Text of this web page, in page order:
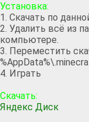
Установка:
1. Скачать по
2. Удалить всё из
компьютере.
3. Переместить
4. Играть
Скачать:
Яндекс Диск